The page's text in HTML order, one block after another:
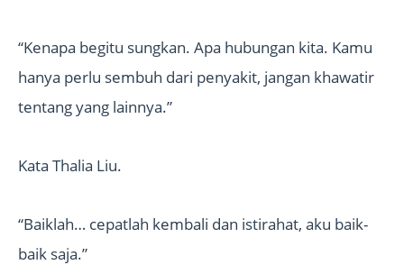
“Kenapa begitu sungkan. Apa hubungan kita. Kamu
hanya perlu sembuh dari penyakit, jangan khawatir
tentang yang lainnya.”
Kata Thalia Liu.
“Baiklah… cepatlah kembali dan istirahat, aku baik-
baik saja.”